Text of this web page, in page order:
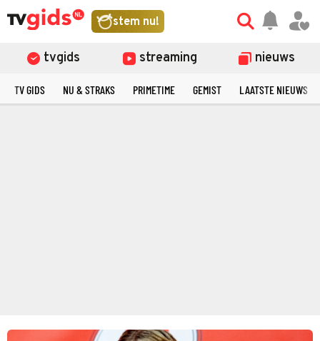
stem nu!
tvgids streaming nieuws
TV GIDS NU & STRAKS PRIMETIME GEMIST LAATSTE NIEUWS